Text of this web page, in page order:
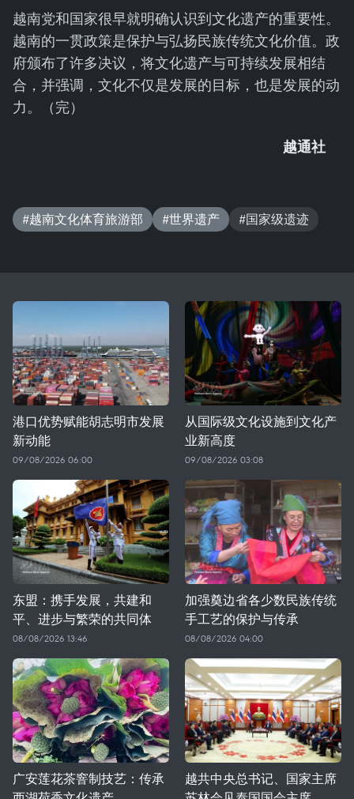
越南党和国家很早就明确认识到文化遗产的重要性。
越南的一贯政策是保护与弘扬民族传统文化价值。政
府颁布了许多决议，将文化遗产与可持续发展相结
合，并强调，文化不仅是发展的目标，也是发展的动
力。（完）
越通社
#越南文化体育旅游部 #世界遗产 #国家级遗迹
港口优势赋能胡志明市发展
新动能
09/08/2026 06:00
从国际级文化设施到文化产
业新高度
09/08/2026 03:08
东盟：携手发展，共建和
平、进步与繁荣的共同体
08/08/2026 13:46
加强奠边省各少数民族传统
手工艺的保护与传承
08/08/2026 04:00
广安莲花茶窨制技艺：传承
越共中央总书记、国家主席